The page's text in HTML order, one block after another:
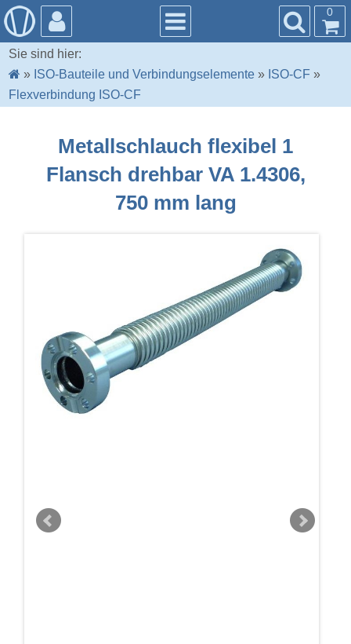
0
Sie sind hier:
» ISO-Bauteile und Verbindungselemente » ISO-CF »
Flexverbindung ISO-CF
Metallschlauch flexibel 1
Flansch drehbar VA 1.4306,
750 mm lang